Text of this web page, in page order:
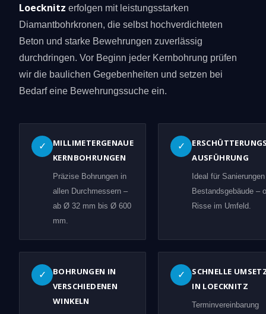
Loecknitz erfolgen mit leistungsstarken
Diamantbohrkronen, die selbst hochverdichteten
Beton und starke Bewehrungen zuverlässig
durchdringen. Vor Beginn jeder Kernbohrung prüfen
wir die baulichen Gegebenheiten und setzen bei
Bedarf eine Bewehrungssuche ein.
✓
MILLIMETERGENAUE
KERNBOHRUNGEN
Präzise Bohrungen in
allen Durchmessern –
ab Ø 32 mm bis Ø 600
mm.
✓
AUSFÜHRUNG
Ideal für
Bestandsgebäude –
Risse im Umfeld.
✓
BOHRUNGEN IN
VERSCHIEDENEN
WINKELN
✓
SCHNELLE
IN LOECKNITZ
Terminvereinbarung